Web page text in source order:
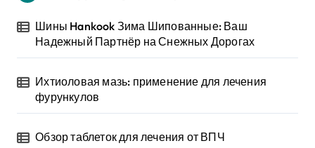
Шины Hankook Зима Шипованные: Ваш
Надежный Партнёр на Снежных Дорогах
Ихтиоловая мазь: применение для лечения
фурункулов
Обзор таблеток для лечения от ВПЧ